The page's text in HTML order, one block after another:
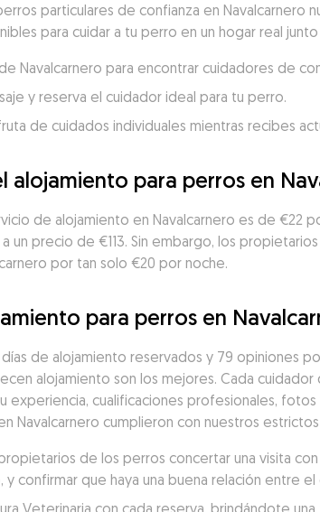
particulares de confianza en Navalcarnero
para cuidar a tu perro en un hogar real
de Navalcarnero para encontrar cuidadores de
y reserva el cuidador ideal para tu perro.
de cuidados individuales mientras recibes
alojamiento para perros en
de alojamiento en Navalcarnero es de €22
un precio de €113. Sin embargo, los
por tan solo €20 por noche.
para perros en
de alojamiento reservados y 79 opiniones
alojamiento son los mejores. Cada
experiencia, cualificaciones profesionales,
Navalcarnero cumplieron con nuestros
de los perros concertar una visita
confirmar que haya una buena relación entre
Veterinaria con cada reserva, brindándote